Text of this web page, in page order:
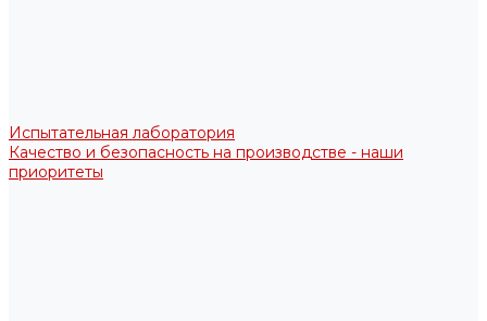
Испытательная лаборатория
Качество и безопасность на производстве - наши
приоритеты